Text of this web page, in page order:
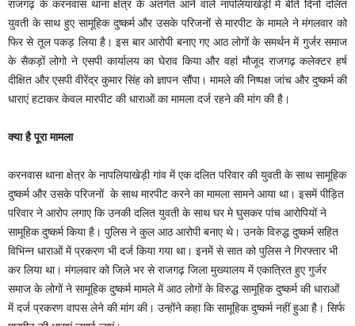
राजगढ़ के करनवास थाना क्षेत्र के अंतर्गत आने वाले नापलियाखेड़ी में बीते दिनों दलित
युवती के साथ हुए सामूहिक दुष्कर्म और उसके परिजनों से मारपीट के मामले ने मंगलवार को
फिर से तूल पकड़ लिया है। इस बार आरोपी बनाए गए आठ लोगों के समर्थन में गुर्जर समाज
के सैकड़ों लोगो ने एसपी कार्यालय का घेराव किया और वहां मौजूद राजगढ़ कलेक्टर हर्ष
दीक्षित और एसपी वीरेंद्र कुमार सिंह को ज्ञापन सौंपा। मामले की निष्पक्ष जांच और दुष्कर्म की
धाराएं हटाकर केवल मारपीट की धाराओं का मामला दर्ज रहने की मांग की है।
क्या है पूरा मामला
करनवास थाना क्षेत्र के नापलियाखेड़ी गांव में एक दलित परिवार की युवती के साथ सामूहिक
दुष्कर्म और उसके परिजनों के साथ मारपीट करने का मामला सामने आया था। इसमें पीड़ित
परिवार ने आरोप लगाए कि उनकी दलित युवती के साथ घर मे घुसकर पांच आरोपियों ने
सामूहिक दुष्कर्म किया है। पुलिस ने कुल आठ आरोपी बनाए थे। उनके विरुद्ध दुष्कर्म सहित
विभिन्न धाराओं में प्रकरण भी दर्ज किया गया था। इनमें से सात को पुलिस ने गिरफ्तार भी
कर लिया था। मंगलवार को जिले भर से राजगढ़ जिला मुख्यालय में एकात्रित हुए गुर्जर
समाज के लोगों ने सामूहिक दुष्कर्म मामले में आठ लोगों के विरुद्ध सामूहिक दुष्कर्म की धाराओं
में दर्ज प्रकरण वापस लेने की मांग की। उन्होंने कहा कि सामूहिक दुष्कर्म नहीं हुआ है। सिर्फ